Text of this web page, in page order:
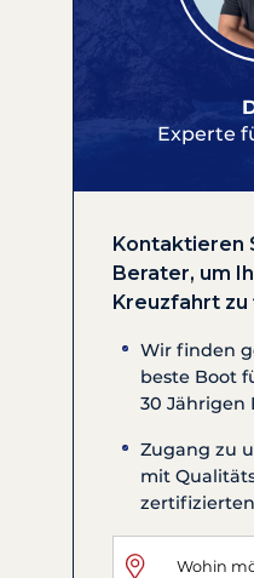
Experte
Kontaktieren
Berater, um
Kreuzfahrt zu
Wir finden
beste Boot
30 Jährigen
Zugang zu
mit